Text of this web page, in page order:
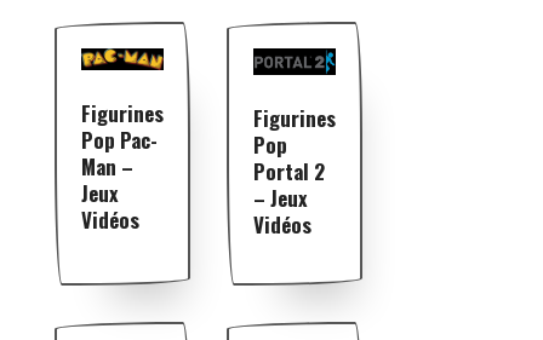
Figurines
Pop Pac-
Man –
Jeux
Vidéos
Figurines
Pop
Portal 2
– Jeux
Vidéos